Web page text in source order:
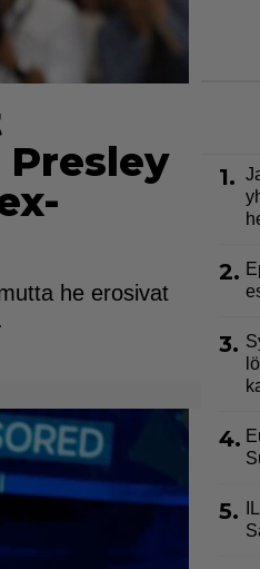
he erosivat
1.
2.
3.
4.
5.